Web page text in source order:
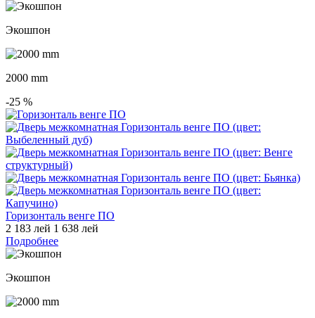
Экошпон
2000 mm
-25 %
Горизонталь венге ПО
2 183 лей 1 638 лей
Подробнее
Экошпон